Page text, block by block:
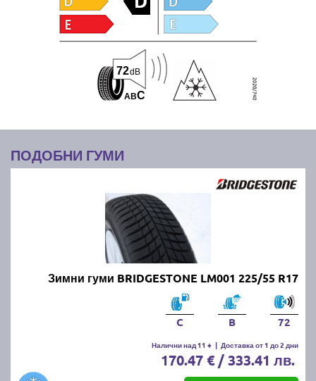
ABC
72dB
ПОДОБНИ ГУМИ
Зимни гуми BRIDGESTONE LM001 225/55 R17
C B 72
Налични над 11 + | Доставка от 1 до 2 дни
170.47 € / 333.41 лв.